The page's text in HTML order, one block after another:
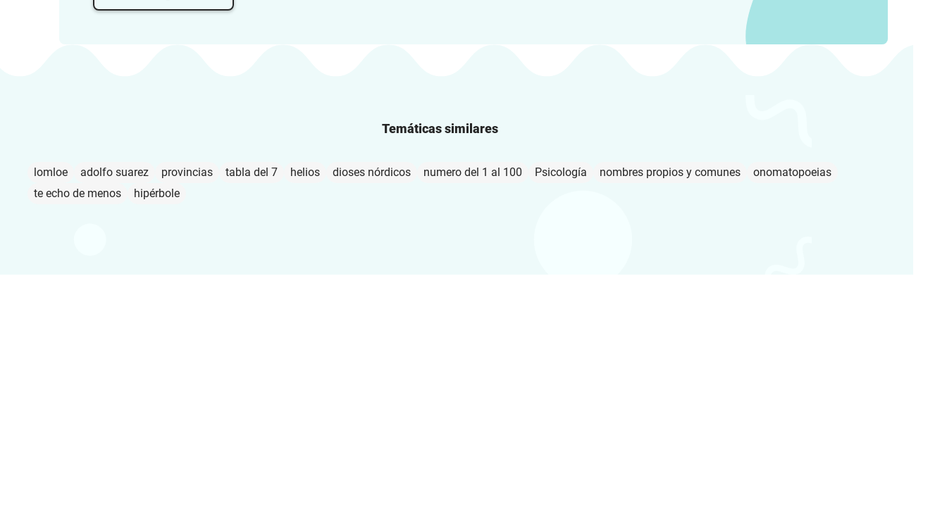
Temáticas similares
lomloe adolfo suarez provincias tabla del 7 helios dioses nórdicos numero del 1 al 100 Psicología nombres propios y comunes
onomatopoeias
te echo de menos
hipérbole